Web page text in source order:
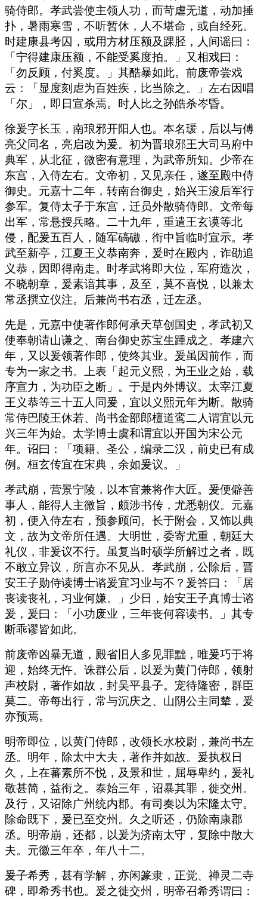
骑侍郎。孝武尝使主领人功，而苛虐无道，动加捶
扑，暑雨寒雪，不听暂休，人不堪命，或自经死。
时建康县考囚，或用方材压额及踝胫，人间谣曰：
「宁得建康压额，不能受奚度拍。」又相戏曰：
「勿反顾，付奚度。」其酷暴如此。前废帝尝戏
云：「显度刻虐为百姓疾，比当除之。」左右因唱
「尔」，即日宣杀焉。时人比之孙皓杀岑昏。
徐爰字长玉，南琅邪开阳人也。本名瑗，后以与傅
亮父同名，亮启改为爰。初为晋琅邪王大司马府中
典军，从北征，微密有意理，为武帝所知。少帝在
东宫，入侍左右。文帝初，又见亲任，遂至殿中侍
御史。元嘉十二年，转南台御史，始兴王浚后军行
参军。复侍太子于东宫，迁员外散骑侍郎。文帝每
出军，常悬授兵略。二十九年，重遣王玄谟等北
侵，配爰五百人，随军碻磝，衔中旨临时宣示。孝
武至新亭，江夏王义恭南奔，爰时在殿内，诈劭追
义恭，因即得南走。时孝武将即大位，军府造次，
不晓朝章，爰素谙其事，及至，莫不喜悦，以兼太
常丞撰立仪注。后兼尚书右丞，迁左丞。
先是，元嘉中使著作郎何承天草创国史，孝武初又
使奉朝请山谦之、南台御史苏宝生踵成之。孝建六
年，又以爰领著作郎，使终其业。爰虽因前作，而
专为一家之书。上表「起元义熙，为王业之始，载
序宣力，为功臣之断」。于是内外博议。太宰江夏
王义恭等三十五人同爰，宜以义熙元年为断。散骑
常侍巴陵王休若、尚书金部郎檀道鸾二人谓宜以元
兴三年为始。太学博士虞和谓宜以开国为宋公元
年。诏曰：「项籍、圣公，编录二汉，前史已有成
例。桓玄传宜在宋典，余如爰议。」
孝武崩，营景宁陵，以本官兼将作大匠。爰便僻善
事人，能得人主微旨，颇涉书传，尤悉朝仪。元嘉
初，便入侍左右，预参顾问。长于附会，又饰以典
文，故为文帝所任遇。大明世，委寄尤重，朝廷大
礼仪，非爰议不行。虽复当时硕学所解过之者，既
不敢立异议，所言亦不见从。孝武崩，公除后，晋
安王子勋侍读博士谘爰宜习业与不？爰答曰：「居
丧读丧礼，习业何嫌。」少日，始安王子真博士谘
爰，爰曰：「小功废业，三年丧何容读书。」其专
断乖谬皆如此。
前废帝凶暴无道，殿省旧人多见罪黜，唯爰巧于将
迎，始终无忤。诛群公后，以爰为黄门侍郎，领射
声校尉，著作如故，封吴平县子。宠待隆密，群臣
莫二。帝每出行，常与沉庆之、山阴公主同辇，爰
亦预焉。
明帝即位，以黄门侍郎，改领长水校尉，兼尚书左
丞。明年，除太中大夫，著作并如故。爰执权日
久，上在蕃素所不悦，及景和世，屈辱卑约，爰礼
敬甚简，益衔之。泰始三年，诏暴其罪，徙交州。
及行，又诏除广州统内郡。有司奏以为宋隆太守。
除命既下，爰已至交州。久之听还，仍除南康郡
丞。明帝崩，还都，以爰为济南太守，复除中散大
夫。元徽三年卒，年八十二。
爰子希秀，甚有学解，亦闲篆隶，正觉、禅灵二寺
碑，即希秀书也。爰之徙交州，明帝召希秀谓曰：